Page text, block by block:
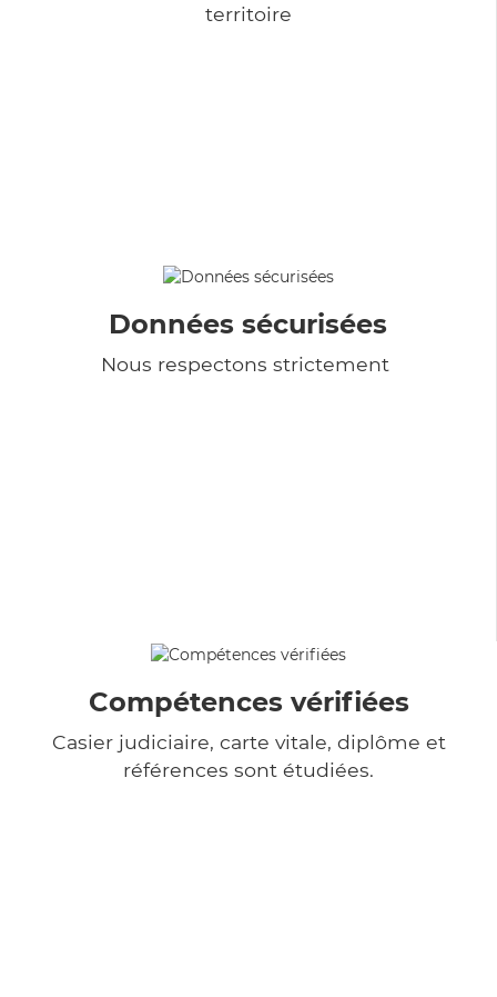
territoire
Données sécurisées
Nous respectons strictement
Compétences vérifiées
Casier judiciaire, carte vitale, diplôme et
références sont étudiées.